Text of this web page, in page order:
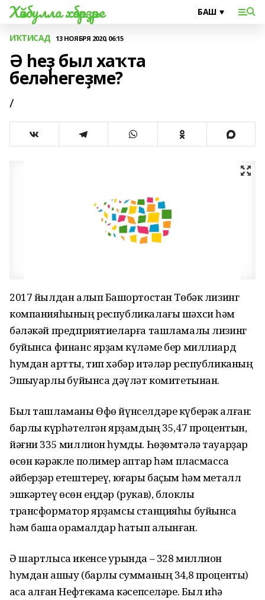
Хәйбулла хәбәрҙәре
ИҠТИСАД 13 НОЯБРЯ 2020, 06:15
Ә һеҙ был хаҡта
беләһегеҙме?
/
2017 йылдан алып Башҡортостан Төбәк лизинг
компанияһының республикалағы шәхси һәм
бәләкәй предприятиеларға ташламалы лизинг
буйынса финанс ярҙам күләме бер миллиард
һумдан артты, тип хәбәр итәләр республиканың
Эшҡыуарлыҡ буйынса дәүләт комитетынан.
Был ташламаны Өфө йүнселдәре күберәк алған:
барлыҡ күрһәтелгән ярҙамдың 35,47 процентын,
йәғни 335 миллион һумды. Һөҙөмтәлә тауарҙар
өсөн кәрәкле полимер ҡаптар һәм пласмасса
әйберҙәр етештереү, юғары баҫым һәм металл
эшкәртеү өсөн еңдәр (рукав), блоклы
трансформатор ярҙамсы станцияһы буйынса
һәм башҡа ҡорамалдар һатып алынған.
Ә шартлыса икенсе урында – 328 миллион
һумдан ашыу (барлыҡ сумманың 34,8 проценты)
аҡса алған Нефтекама кәсепселәре. Был иһә